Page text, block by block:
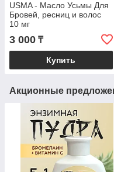
USMA - Масло Усьмы Для
Бровей, ресниц и волос
10 мг
3 000 ₸
Купить
Акционные